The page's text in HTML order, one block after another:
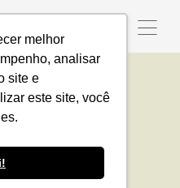
melhor
analisar
site e
este site, você